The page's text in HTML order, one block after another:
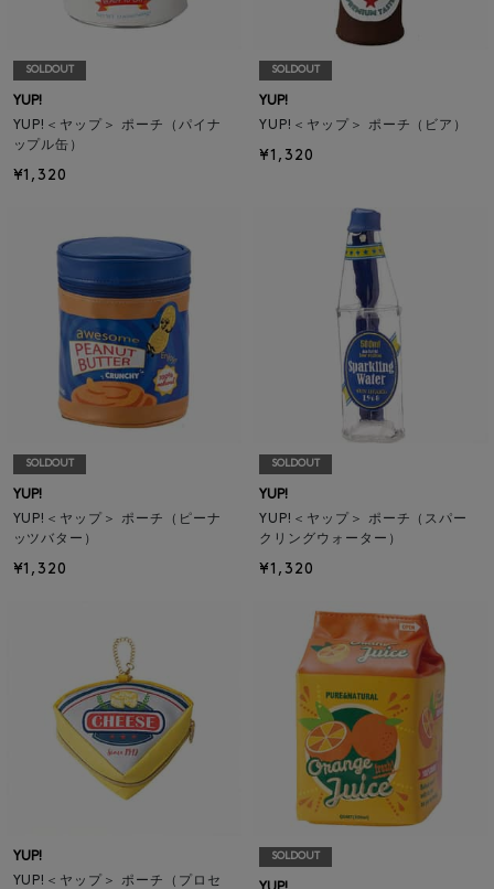
SOLDOUT
YUP!
YUP!＜ヤップ＞ ポーチ（パイナ
ップル缶）
¥1,320
SOLDOUT
YUP!
YUP!＜ヤップ＞ ポーチ（ビア）
¥1,320
SOLDOUT
YUP!
YUP!＜ヤップ＞ ポーチ（ピーナ
ッツバター）
¥1,320
SOLDOUT
YUP!
YUP!＜ヤップ＞ ポーチ（スパー
クリングウォーター）
¥1,320
YUP!
YUP!＜ヤップ＞ ポーチ（プロセ
SOLDOUT